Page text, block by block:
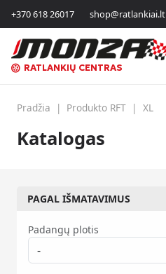
+370 618 26017 shop@ratlankiai.lt
RATLANKIŲ CENTRAS
Pradžia | Produkto RFT | XL
Katalogas
PAGAL IŠMATAVIMUS
Padangų plotis
-